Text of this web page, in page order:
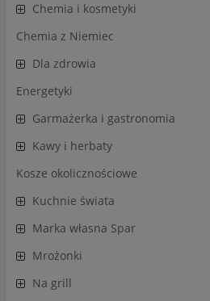
Chemia i kosmetyki
Chemia z Niemiec
Dla zdrowia
Energetyki
Garmażerka i gastronomia
Kawy i herbaty
Kosze okolicznościowe
Kuchnie świata
Marka własna Spar
Mrożonki
Na grill